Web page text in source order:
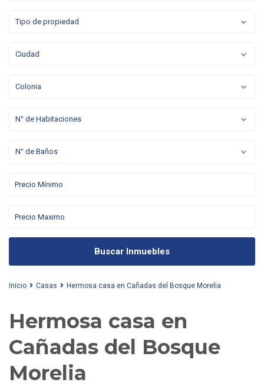
Tipo de propiedad
Ciudad
Colonia
N° de Habitaciones
N° de Baños
Buscar Inmuebles
Inicio Casas Hermosa casa en Cañadas del Bosque Morelia
Hermosa casa en
Cañadas del Bosque
Morelia